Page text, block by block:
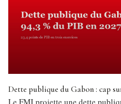
Dette publique du Gabon : cap
Le FMI projette une dette